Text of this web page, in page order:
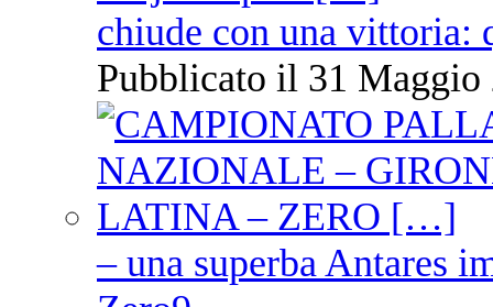
chiude con una vittoria:
Pubblicato il 31 Maggio
– una superba Antares